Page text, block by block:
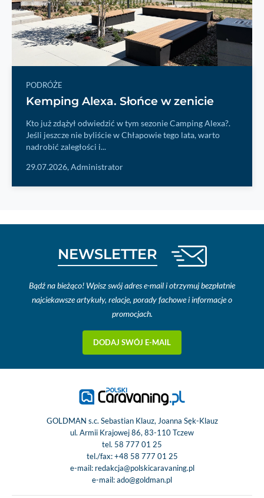
PODRÓŻE
Kemping Alexa. Słońce w zenicie
Kto już zdążył odwiedzić w tym sezonie Camping Alexa?.
Jeśli jeszcze nie byliście w Chłapowie tego lata, warto
nadrobić zaległości i...
29.07.2026,Administrator
NEWSLETTER
Bądź na bieżąco! Wpisz swój adres e-mail i otrzymuj bezpłatnie
najciekawsze artykuły, relacje, porady fachowe i informacje o
promocjach.
DODAJ SWÓJ E-MAIL
GOLDMAN s.c. Sebastian Klauz, Joanna Sęk-Klauz
ul. Armii Krajowej 86, 83-110 Tczew
tel. 58 777 01 25
tel./fax:+48 58 777 01 25
e-mail: redakcja@polskicaravaning.pl
e-mail:ado@goldman.pl